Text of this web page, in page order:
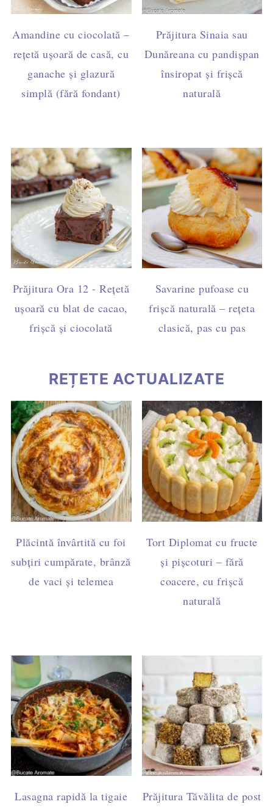
Amandine cu ciocolată –
rețetă ușoară de casă, cu
ganache și glazură
simplă (fără fondant)
Prăjitura Sinaia sau
Dunăreana cu pandișpan
însiropat și frișcă
naturală
Prăjitura Ora 12 - Rețetă
ușoară cu blat de cacao,
frișcă și ciocolată
Savarine pufoase cu
frișcă naturală – rețeta
clasică, pas cu pas
REȚETE ACTUALIZATE
Plăcintă învârtită cu foi
subțiri cumpărate, brânză
de vaci și telemea
Tort Diplomat cu fructe
și pișcoturi – fără
coacere, cu frișcă
naturală
Lasagna rapidă la tigaie
Prăjitura Tăvălita de post